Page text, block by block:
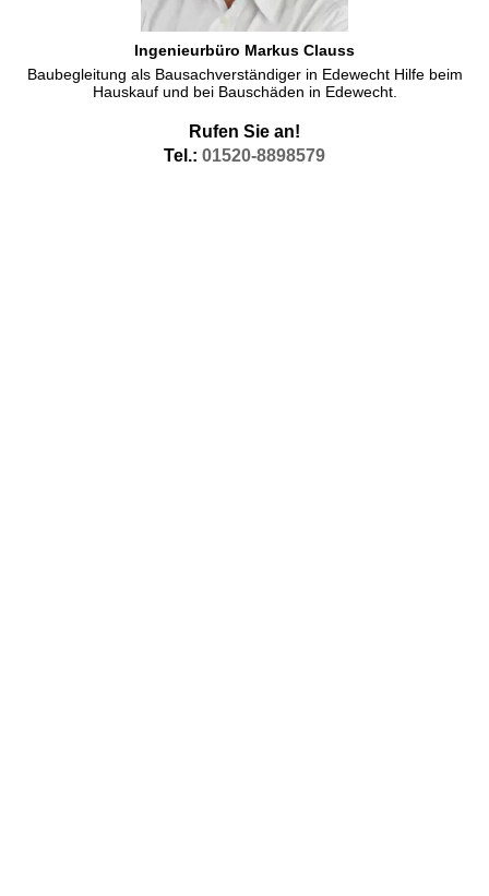
Ingenieurbüro Markus Clauss
Baubegleitung als Bausachverständiger in Edewecht Hilfe beim
Hauskauf und bei Bauschäden in Edewecht.
Rufen Sie an!
Tel.: 01520-8898579